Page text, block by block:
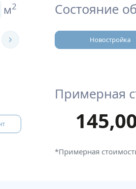
м2 Состояние
Новостройка
Примерная
*Примерная